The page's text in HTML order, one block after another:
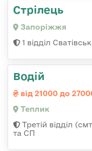
Стрілець
Запоріжжя
1 відділ
Водій
від 21000 до
Теплик
Третій відділ
та СП